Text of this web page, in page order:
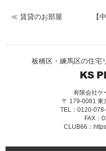
【
≪ 賃貸のお部屋
板橋区・練馬区の住宅
有限会社ケ
〒 179-0081 東
TEL：0120-
FAX：
CLUB66：